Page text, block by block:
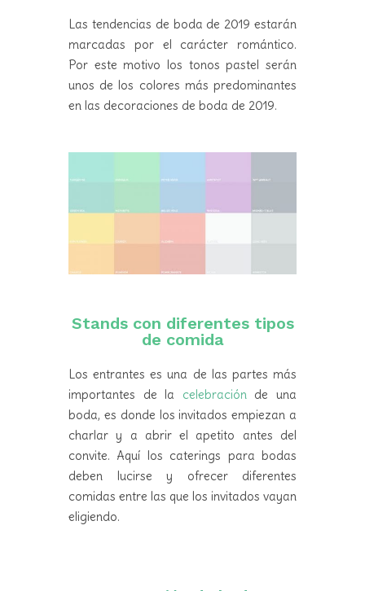
Las tendencias de boda de 2019 estarán
marcadas por el carácter romántico.
Por este motivo los tonos pastel serán
unos de los colores más predominantes
en las decoraciones de boda de 2019.
Stands con diferentes tipos
de comida
Los entrantes es una de las partes más
importantes de la celebraciónde una
boda, es donde los invitados empiezan a
charlar y a abrir el apetito antes del
convite. Aquí los caterings para bodas
deben lucirse y ofrecer diferentes
comidas entre las que los invitados vayan
eligiendo.